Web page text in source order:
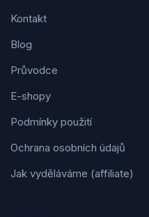
Kontakt
Blog
Průvodce
E-shopy
Podmínky použití
Ochrana osobních údajů
Jak vyděláváme (affiliate)